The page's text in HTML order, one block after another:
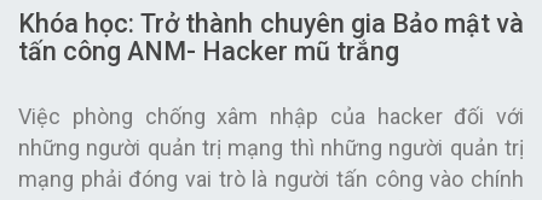
Khóa học: Trở thành chuyên gia Bảo mật và
tấn công ANM- Hacker mũ trắng
Việc phòng chống xâm nhập của hacker đối với
những người quản trị mạng thì những người quản trị
mạng phải đóng vai trò là người tấn công vào chính